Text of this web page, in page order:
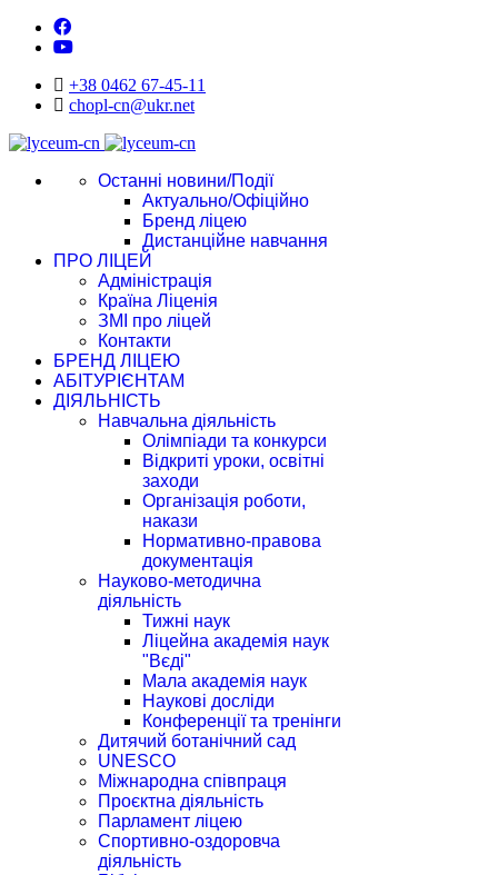
+38 0462 67-45-11
chopl-cn@ukr.net
Останні новини/Події
Актуально/Офіційно
Бренд ліцею
Дистанційне навчання
ПРО ЛІЦЕЙ
Адміністрація
Країна Ліценія
ЗМІ про ліцей
Контакти
БРЕНД ЛІЦЕЮ
АБІТУРІЄНТАМ
ДІЯЛЬНІСТЬ
Навчальна діяльність
Олімпіади та конкурси
Відкриті уроки, освітні
заходи
Організація роботи,
накази
Нормативно-правова
документація
Науково-методична
діяльність
Тижні наук
Ліцейна академія наук
"Вєді"
Мала академія наук
Наукові досліди
Конференції та тренінги
Дитячий ботанічний сад
UNESCO
Міжнародна співпраця
Проєктна діяльність
Парламент ліцею
Спортивно-оздоровча
діяльність